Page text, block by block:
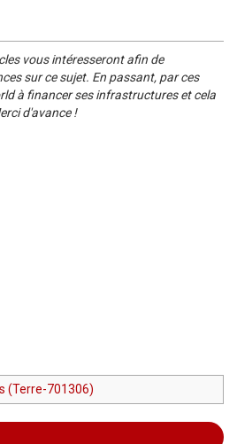
vous intéresseront afin de
sur ce sujet. En passant, par ces
à financer ses infrastructures et cela
d'avance !
(Terre-701306)